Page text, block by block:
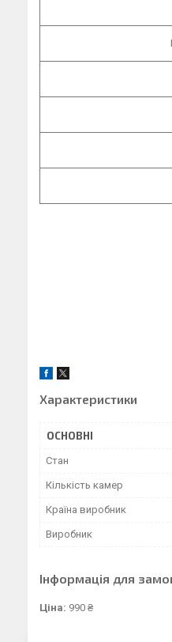
Характеристики
ОСНОВНІ
Стан
Кількість камер
Країна виробник
Виробник
Інформація для
Ціна: 990 ₴